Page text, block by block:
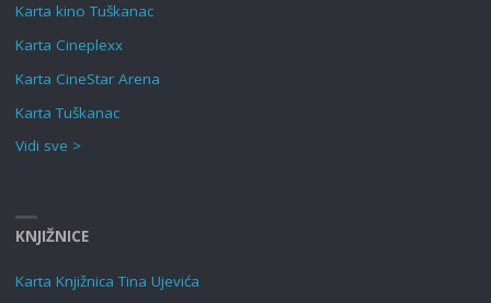
Karta kino Tuškanac
Karta Cineplexx
Karta CineStar Arena
Karta Tuškanac
Vidi sve >
KNJIŽNICE
Karta Knjižnica Tina Ujevića